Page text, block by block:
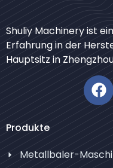
Shuliy Machinery ist
Erfahrung in der
Hauptsitz in
Produkte
Metallbaler-